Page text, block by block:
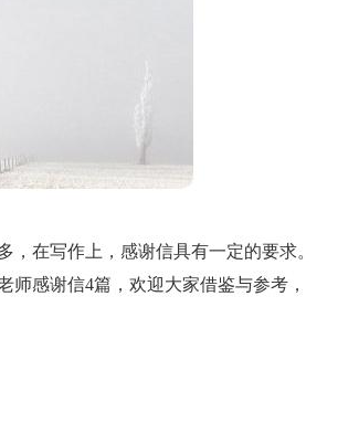
在写作上，感谢信具有一定的要求。
感谢信4篇，欢迎大家借鉴与参考，